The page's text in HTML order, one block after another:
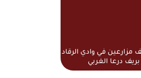
مزارعين في وادي الرقاد
درعا الغربي